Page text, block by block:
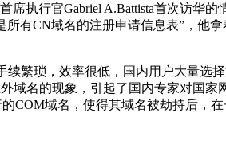
席执行官Gabriel A.Battista首次访华
所有CN域名的注册申请信息表”，
繁琐，效率很低，国内用户大量选
域名的现象，引起了国内专家对国
COM域名，使得其域名被劫持后，